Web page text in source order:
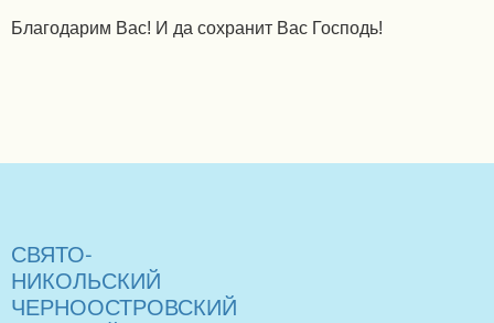
Благодарим Вас! И да сохранит Вас Господь!
СВЯТО-
НИКОЛЬСКИЙ
ЧЕРНООСТРОВСКИЙ